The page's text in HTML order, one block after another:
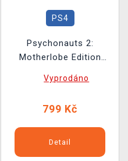
PS4
Psychonauts 2:
Motherlobe Edition
Vyprodáno
799 Kč
Detail